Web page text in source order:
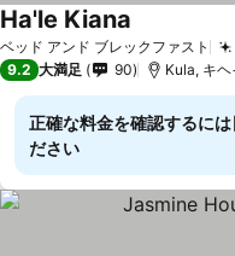
ベッド アンド ブレックファスト
Ha'le Kiana
9.2 大満足 90 Kula, キ
正確な料金を確認するには
ださい